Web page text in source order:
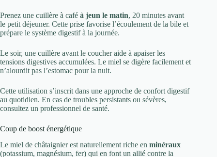
Prenez une cuillère à café à jeun le matin, 20 minutes avant
le petit déjeuner. Cette prise favorise l’écoulement de la bile et
prépare le système digestif à la journée.
Le soir, une cuillère avant le coucher aide à apaiser les
tensions digestives accumulées. Le miel se digère facilement et
n’alourdit pas l’estomac pour la nuit.
Cette utilisation s’inscrit dans une approche de confort digestif
au quotidien. En cas de troubles persistants ou sévères,
consultez un professionnel de santé.
Coup de boost énergétique
Le miel de châtaignier est naturellement riche en minéraux
(potassium, magnésium, fer) qui en font un allié contre la